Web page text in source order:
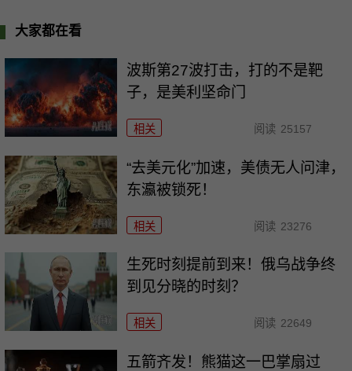
大家都在看
波斯第27波打击，打的不是靶
子，是美利坚命门
相关 阅读 25157
“去美元化”加速，美债无人问津，
东瀛被锁死！
相关 阅读 23276
生死时刻提前到来！俄乌战争终
到见分晓的时刻？
相关 阅读 22649
五箭齐发！熊猫这一巴掌扇过